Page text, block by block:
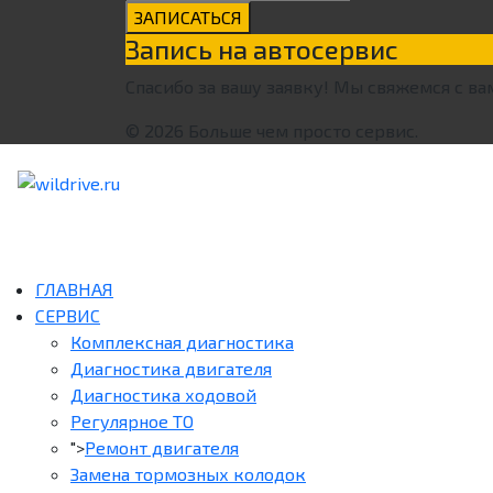
ЗАПИСАТЬСЯ
Запись на автосервис
ГЛАВНАЯ
СЕРВИС
Комплексная диагностика
Диагностика двигателя
Диагностика ходовой
Регулярное ТО
">Ремонт двигателя
Замена тормозных колодок